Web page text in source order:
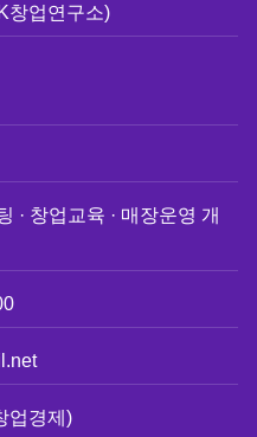
창업연구소)
· 창업교육 · 매장운영 개
업경제)